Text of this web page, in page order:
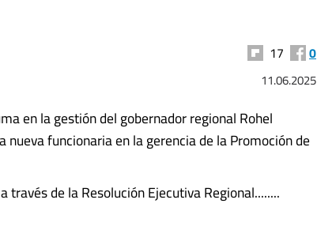
17 0
11.06.2025
en la gestión del gobernador regional Rohel
nueva funcionaria en la gerencia de la Promoción de
través de la Resolución Ejecutiva Regional........